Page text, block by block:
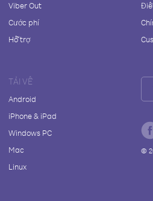
Viber Out
Cước phí
Hỗ trợ
TẢI VỀ
Android
iPhone & iPad
Windows PC
Mac
Linux
©